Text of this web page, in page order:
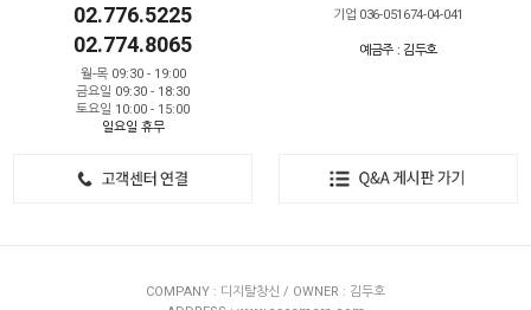
02.776.5225
02.774.8065
월-목 09:30 - 19:00
금요일 09:30 - 18:30
토요일 10:00 - 15:00
일요일 휴무
기업 036-051674-04-041
예금주 : 김두호
COMPANY : 디지탈창신 / OWNER : 김두호